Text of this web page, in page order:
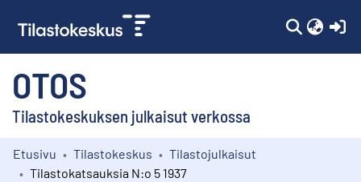
OTOS
Tilastokeskuksen julkaisut verkossa
Kokoelmat
Etusivu Tilastokeskus
Tilastojulkaisut
Tilastokatsauksia N:o 5 1937